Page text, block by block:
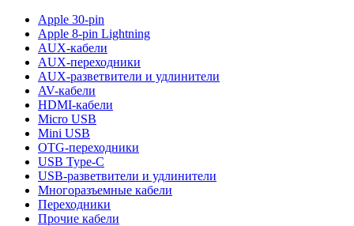
Apple 30-pin
Apple 8-pin Lightning
AUX-кабели
AUX-переходники
AUX-разветвители и удлинители
AV-кабели
HDMI-кабели
Micro USB
Mini USB
OTG-переходники
USB Type-C
USB-разветвители и удлинители
Многоразъемные кабели
Переходники
Прочие кабели